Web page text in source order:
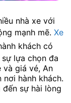
nhà xe với
mạnh mẽ. Xe
khách có
lựa chọn đa
và giá vé, An
hành khách.
đến sự hài lòng